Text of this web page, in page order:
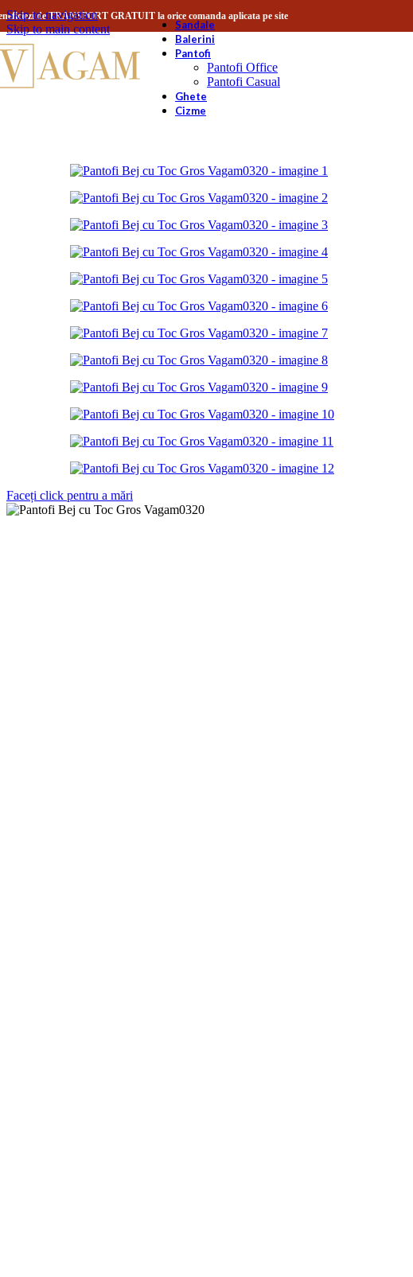
Skip to navigation
Skip to main content
de TRANSPORT GRATUIT la orice comanda aplicata pe site
Sandale
Balerini
Pantofi
Pantofi Office
Pantofi Casual
Ghete
Cizme
Faceți click pentru a mări